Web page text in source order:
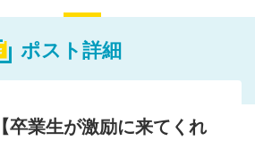
ポスト詳細
卒業生が激励に来てくれ